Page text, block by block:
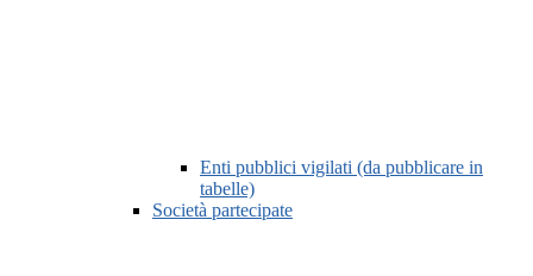
Enti pubblici vigilati (da pubblicare in
tabelle)
Società partecipate